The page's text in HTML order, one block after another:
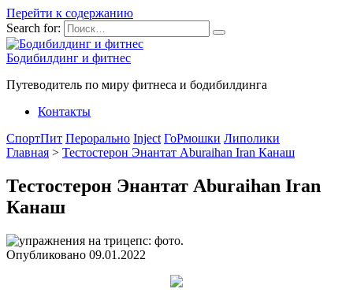
Перейти к содержанию
Search for:
Бодибилдинг и фитнес
Путеводитель по миру фитнеса и бодибилдинга
Контакты
СпортПит Перорально Inject ГоРмошки Липолики
Главная > Тестостерон Энантат Aburaihan Iran Канаш
Тестостерон Энантат Aburaihan Iran
Канаш
Опубликовано 09.01.2022